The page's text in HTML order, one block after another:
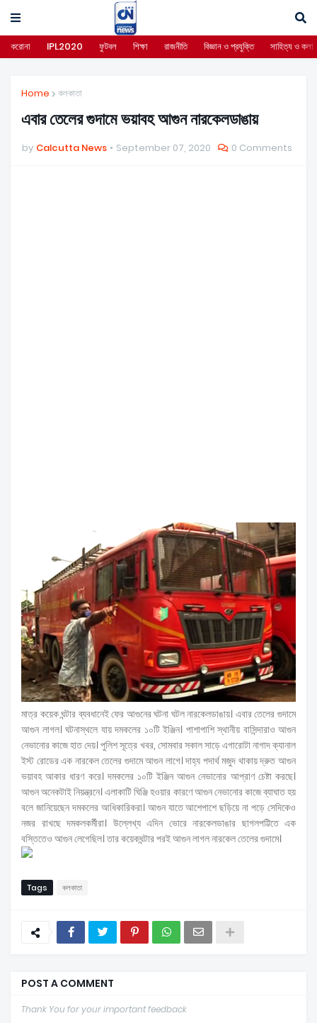
করোনা IPL2020 ফুটবল শিক্ষা রাজনীতি বিজ্ঞান ও প্রযুক্তি সাহিত্য ও কলা
Home কলকাতা
এবার তেলের গুদামে ভয়াবহ আগুন নারকেলডাঙায়
by Calcutta News September 07, 2020 0 Comments
মাত্র কয়েক ঘন্টার ব্যবধানেই ফের আগুনের ঘটনা ঘটল নারকেলডাঙায়। এবার তেলের গুদামে
আগুন লাগল। ঘটনাস্থলে যায় দমকলের ১০টি ইঞ্জিন। পাশাপাশি স্থানীয় বাসিন্দারাও আগুন
নেভানোর কাজে হাত দেয়। পুলিশ সূত্রে খবর, সোমবার সকাল সাড়ে এগারোটা নাগাদ ক্যানাল
ইস্ট রোডের এক নারকেল তেলের গুদামে আগুন লাগে। দাহ্য পদার্থ মজুদ থাকায় দ্রুত আগুন
ভয়াবহ আকার ধারণ করে। দমকলের ১০টি ইঞ্জিন আগুন নেভানোর আপ্রাণ চেষ্টা করছে।
আগুন অনেকটাই নিয়ন্ত্রনে। এলাকাটি ঘিঞ্জি হওয়ার কারণে আগুন নেভানোর কাজে ব্যাঘাত হয়
বলে জানিয়েছেন দমকলের আধিকারিকরা। আগুন যাতে আশেপাশে ছড়িয়ে না পড়ে সেদিকেও
নজর রাখছে দমকলকর্মীরা। উল্লেখ্য এদিন ভোরে নারকেলডাঙার ছাগলপট্টিতে এক
বস্তিতেও আগুন লেগেছিল। তার কয়েকঘন্টার পরই আগুন লাগল নারকেল তেলের গুদামে।
Tags কলকাতা
POST A COMMENT
Thank You for your important feedback